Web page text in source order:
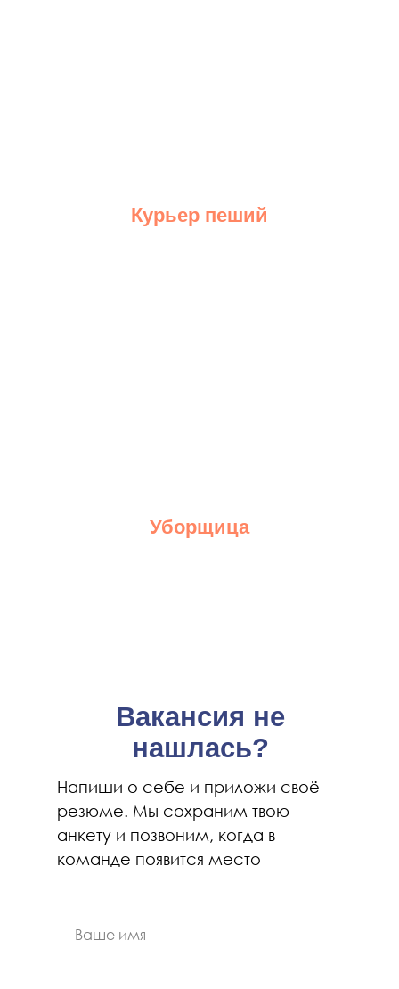
Курьер пеший
Уборщица
Вакансия не
нашлась?
Напиши о себе и приложи своё
резюме. Мы сохраним твою
анкету и позвоним, когда в
команде появится место